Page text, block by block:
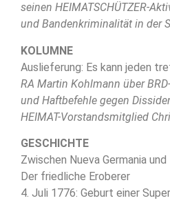
seinen HEIMATSCHÜTZER-
und Bandenkriminalität in der
KOLUMNE
Auslieferung: Es kann jeden
RA Martin Kohlmann über
und Haftbefehle gegen
HEIMAT-Vorstandsmitglied
GESCHICHTE
Zwischen Nueva Germania
Der friedliche Eroberer
4. Juli 1776: Geburt einer